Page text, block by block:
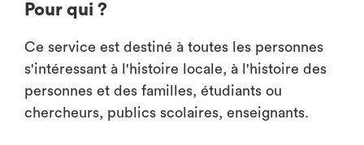
Pour qui ?
Ce service est destiné à toutes les personnes
s'intéressant à l'histoire locale, à l'histoire des
personnes et des familles, étudiants ou
chercheurs, publics scolaires, enseignants.